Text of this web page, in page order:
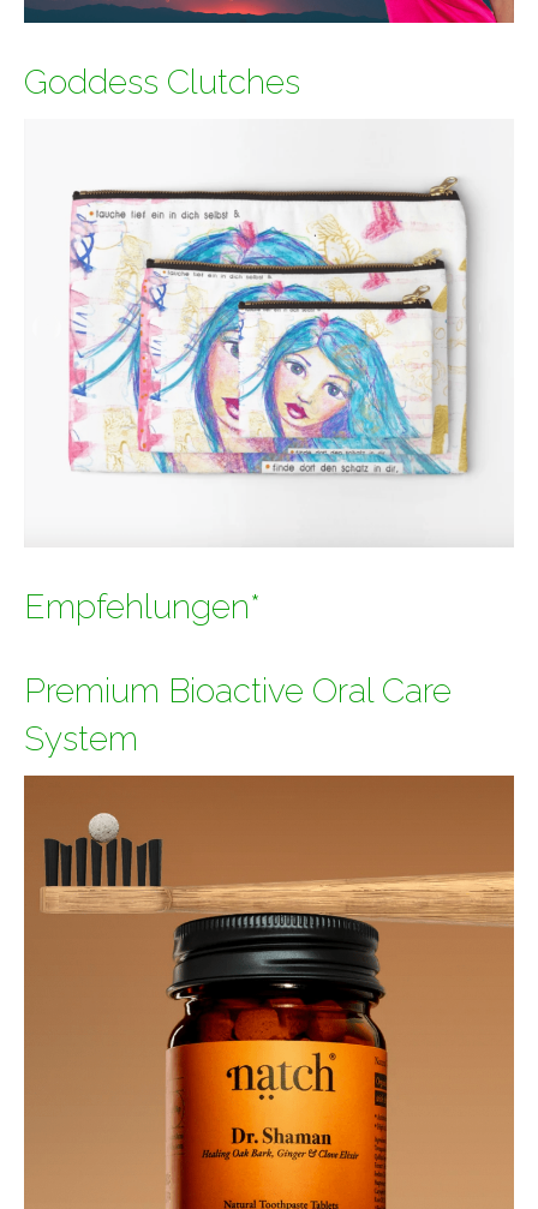
Goddess Clutches
Empfehlungen*
Premium Bioactive Oral Care
System